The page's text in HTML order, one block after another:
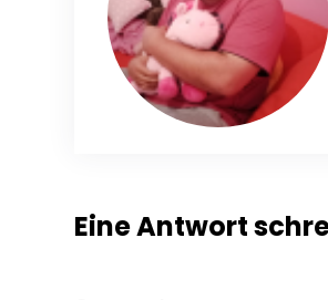
Eine Antwort